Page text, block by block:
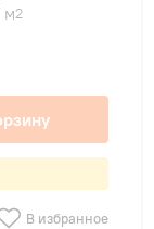
м2
В избранное